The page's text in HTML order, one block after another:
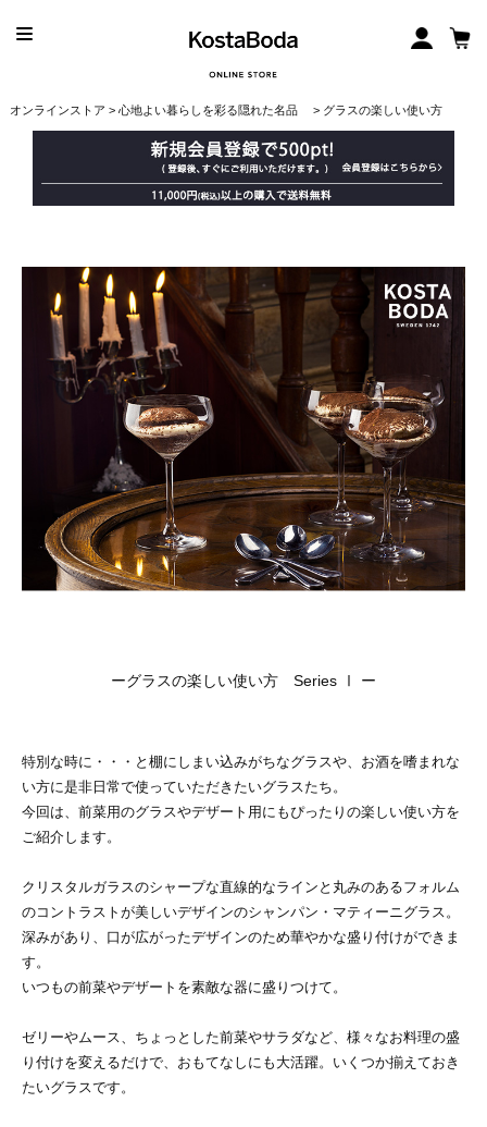
オンラインストア > 心地よい暮らしを彩る隠れた名品 > グラスの楽しい使い方
ーグラスの楽しい使い方 Series Ⅰ ー
特別な時に・・・と棚にしまい込みがちなグラスや、お酒を嗜まれな
い方に是非日常で使っていただきたいグラスたち。
今回は、前菜用のグラスやデザート用にもぴったりの楽しい使い方を
ご紹介します。
クリスタルガラスのシャープな直線的なラインと丸みのあるフォルム
のコントラストが美しいデザインのシャンパン・マティーニグラス。
深みがあり、口が広がったデザインのため華やかな盛り付けができま
す。
いつもの前菜やデザートを素敵な器に盛りつけて。
ゼリーやムース、ちょっとした前菜やサラダなど、様々なお料理の盛
り付けを変えるだけで、おもてなしにも大活躍。いくつか揃えておき
たいグラスです。